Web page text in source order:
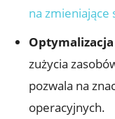
na zmieniające
zużycia
pozwala na
operacyjnych.